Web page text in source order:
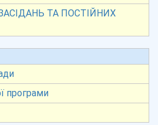
ТА ПОСТІЙНИХ
програми